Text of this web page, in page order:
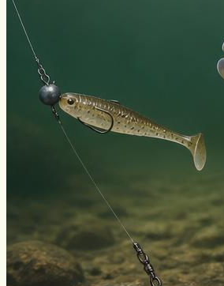
Виды ловли
Зимняя рыбалка
Нахлыст
Снаряжение
Эхолоты
Лодки и моторы
Узлы
Рецепты
Разное